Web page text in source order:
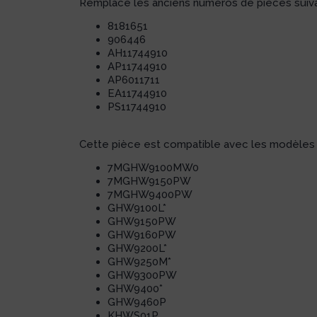
Remplace les anciens numéros de pièces
8181651
906446
AH11744910
AP11744910
AP6011711
EA11744910
PS11744910
Cette pièce est compatible avec les modèles
7MGHW9100MW0
7MGHW9150PW
7MGHW9400PW
GHW9100L*
GHW9150PW
GHW9160PW
GHW9200L*
GHW9250M*
GHW9300PW
GHW9400*
GHW9460P